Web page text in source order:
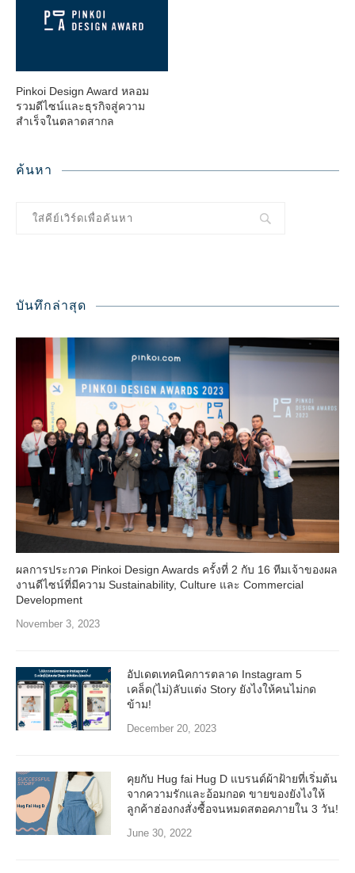
Pinkoi Design Award หลอม
รวมดีไซน์และธุรกิจสู่ความ
สำเร็จในตลาดสากล
ค้นหา
บันทึกล่าสุด
ผลการประกวด Pinkoi Design Awards ครั้งที่ 2 กับ 16 ทีมเจ้าของผล
งานดีไซน์ที่มีความ Sustainability, Culture และ Commercial
Development
November 3, 2023
อัปเดตเทคนิคการตลาด Instagram 5
เคล็ด(ไม่)ลับแต่ง Story ยังไงให้คนไม่กด
ข้าม!
December 20, 2023
คุยกับ Hug fai Hug D แบรนด์ผ้าฝ้ายที่เริ่มต้น
จากความรักและอ้อมกอด ขายของยังไงให้
ลูกค้าฮ่องกงสั่งซื้อจนหมดสตอคภายใน 3 วัน!
June 30, 2022